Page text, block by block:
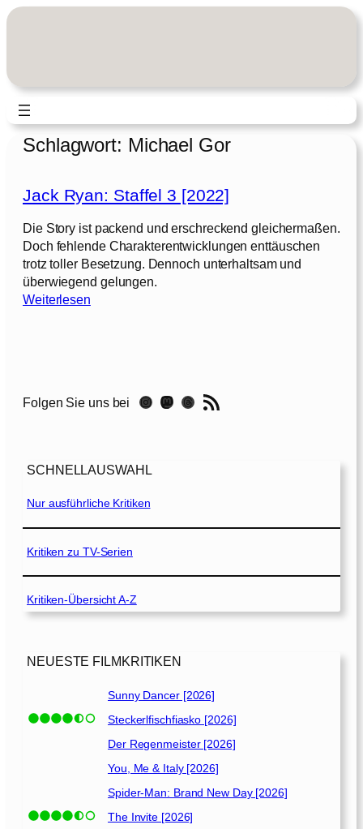
Zum
Schlagwort: Michael Gor
Jack Ryan: Staffel 3 [2022]
Die Story ist packend und erschreckend gleichermaßen.
Doch fehlende Charakterentwicklungen enttäuschen
trotz toller Besetzung. Dennoch unterhaltsam und
überwiegend gelungen.
Weiterlesen:
y
S
a
f
f
3
2
]
Folgen Sie uns bei Instagram Mastodon Threads RSS-Feed
SCHNELLAUSWAHL
Nur ausführliche Kritiken
Kritiken zu TV-Serien
Kritiken-Übersicht A-Z
NEUESTE FILMKRITIKEN
Sunny Dancer [2026]
Steckerlfischfiasko [2026]
Der Regenmeister [2026]
You, Me & Italy [2026]
Spider-Man: Brand New Day [2026]
The Invite [2026]